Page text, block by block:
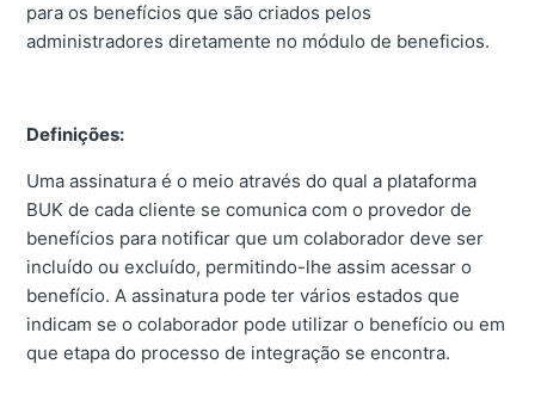
para os benefícios que são criados pelos
administradores diretamente no módulo de beneficios.
Definições:
Uma assinatura é o meio através do qual a plataforma
BUK de cada cliente se comunica com o provedor de
benefícios para notificar que um colaborador deve ser
incluído ou excluído, permitindo-lhe assim acessar o
benefício. A assinatura pode ter vários estados que
indicam se o colaborador pode utilizar o benefício ou em
que etapa do processo de integração se encontra.